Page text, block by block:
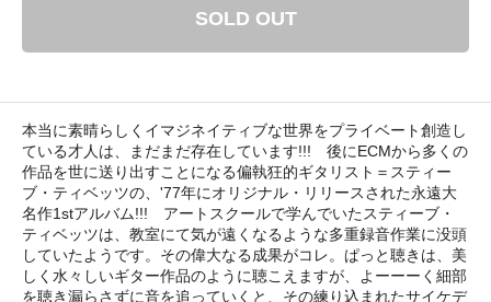
SOLD OUT
本当に素晴らしくイマジネイティブな世界をプライベート創造し
ている才人は、まだまだ存在しています!!! 後にECMから多くの
作品を世に送り出すことになる偏執狂的ギタリスト＝スティー
ブ・ティベッツの、'77年にオリジナル・リリースされた永遠大
名作1stアルバム!!! アートスクールで学んでいたスティーブ・
ティベッツは、教室にて気が遠くなるような多重録音作業に没頭
していたようです。その偉大なる成果がコレ。ぱっと聴きは、美
しく水々しいギター作品のように聴こえますが、よーーーく細部
を聴き漏らさずに音を追っていくと、その練り込まれたサイケデ